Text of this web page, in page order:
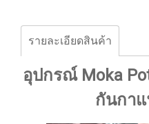
รายละเอียดสินค้า
อุปกรณ์ Moka
กันกา